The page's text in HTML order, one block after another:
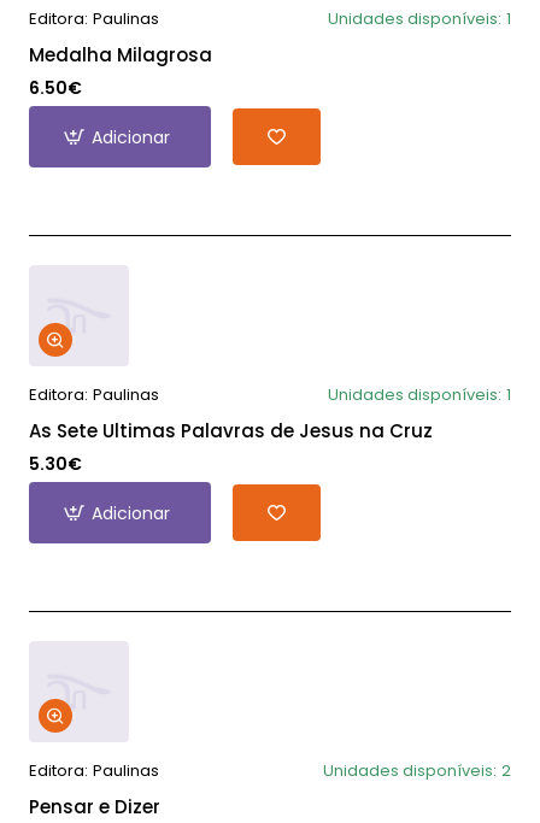
Editora: Paulinas Unidades disponíveis: 1
Medalha Milagrosa
6.50€
Adicionar
Editora: Paulinas Unidades disponíveis: 1
As Sete Ultimas Palavras de Jesus na Cruz
5.30€
Adicionar
Editora: Paulinas Unidades disponíveis: 2
Pensar e Dizer